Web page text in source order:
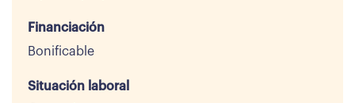
Financiación
Bonificable
Situación laboral